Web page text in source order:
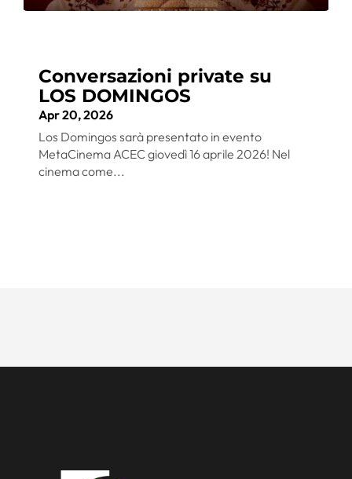
Conversazioni private su
LOS DOMINGOS
Apr 20, 2026
Los Domingos sarà presentato in evento
MetaCinema ACEC giovedì 16 aprile 2026! Nel
cinema come...